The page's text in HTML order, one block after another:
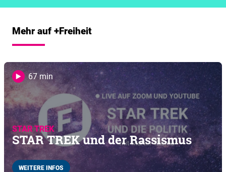
Mehr auf +Freiheit
67 min
STAR TREK
STAR TREK und der Rassismus
WEITERE INFOS